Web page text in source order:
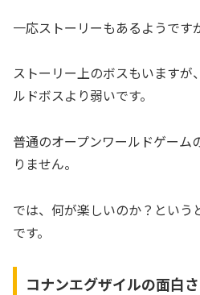
一応ストーリーもあるようです
ストーリー上のボスもいますが
ルドボスより弱いです。
普通のオープンワールドゲーム
りません。
では、何が楽しいのか？という
です。
コナンエグザイルの面白